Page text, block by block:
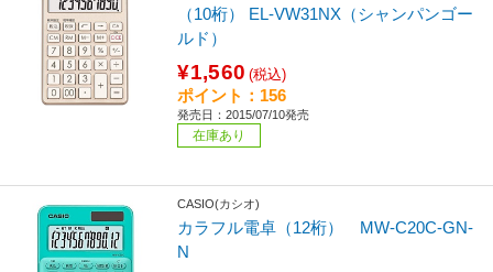
（10桁） EL-VW31NX（シャンパンゴー
ルド）
¥1,560 (税込)
ポイント：156
発売日：2015/07/10発売
在庫あり
CASIO(カシオ)
カラフル電卓（12桁） MW-C20C-GN-
N